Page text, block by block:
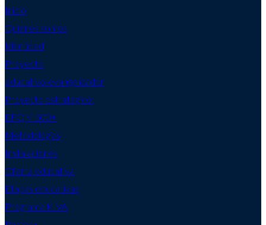
Inicio
Quiénes somos
Identidad
Proyecto
educativo-evangelizador
Proyecto estratégico:
EFQM 500+
Metodologías
Instalaciones
Oferta educativa
Etapas educativas
Programa KIVA